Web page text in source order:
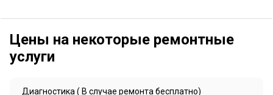
Цены на некоторые ремонтные
услуги
Диагностика ( В случае ремонта бесплатно)